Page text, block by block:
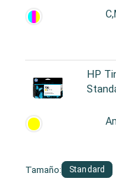
HP
Tamaño: Standard